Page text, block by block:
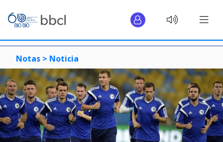
Notas > Noticia